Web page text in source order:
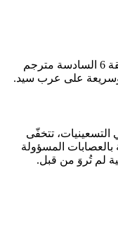
شاهد مسلسل Legends الموسم الاول الحلقة 6 السادسة مترجم
تتخفّى
المسؤولة
لم تُروَ من قبل.